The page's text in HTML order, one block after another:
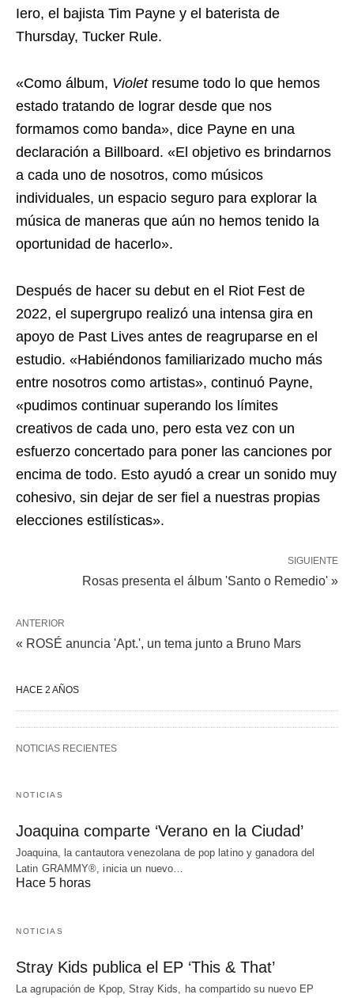
Iero, el bajista Tim Payne y el baterista de
Thursday, Tucker Rule.
«Como álbum, Violetresume todo lo que hemos
estado tratando de lograr desde que nos
formamos como banda», dice Payne en una
declaración a Billboard. «El objetivo es brindarnos
a cada uno de nosotros, como músicos
individuales, un espacio seguro para explorar la
música de maneras que aún no hemos tenido la
oportunidad de hacerlo».
Después de hacer su debut en el Riot Fest de
2022, el supergrupo realizó una intensa gira en
apoyo de Past Lives antes de reagruparse en el
estudio. «Habiéndonos familiarizado mucho más
entre nosotros como artistas», continuó Payne,
«pudimos continuar superando los límites
creativos de cada uno, pero esta vez con un
esfuerzo concertado para poner las canciones por
encima de todo. Esto ayudó a crear un sonido muy
cohesivo, sin dejar de ser fiel a nuestras propias
elecciones estilísticas».
SIGUIENTE
Rosas presenta el álbum 'Santo o Remedio' »
ANTERIOR
« ROSÉ anuncia 'Apt.', un tema junto a Bruno Mars
HACE 2 AÑOS
NOTICIAS RECIENTES
NOTICIAS
Joaquina comparte ‘Verano en la Ciudad’
Joaquina, la cantautora venezolana de pop latino y ganadora del
Latin GRAMMY®, inicia un nuevo…
Hace 5 horas
NOTICIAS
Stray Kids publica el EP ‘This & That’
La agrupación de Kpop, Stray Kids, ha compartido su nuevo EP